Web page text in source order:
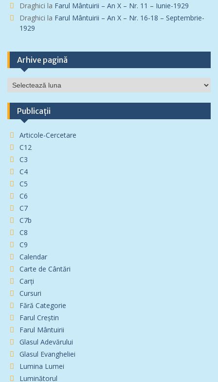
Draghici la Farul Mântuirii – An X – Nr. 11 – Iunie-1929
Draghici la Farul Mântuirii – An X – Nr. 16-18 – Septembrie-
1929
Arhive pagină
Arhive
pagină
Publicații
Articole-Cercetare
C12
C3
C4
C5
C6
C7
C7b
C8
C9
Calendar
Carte de Cântări
Carți
Cursuri
Fără Categorie
Farul Creștin
Farul Mântuirii
Glasul Adevărului
Glasul Evangheliei
Lumina Lumei
Luminătorul